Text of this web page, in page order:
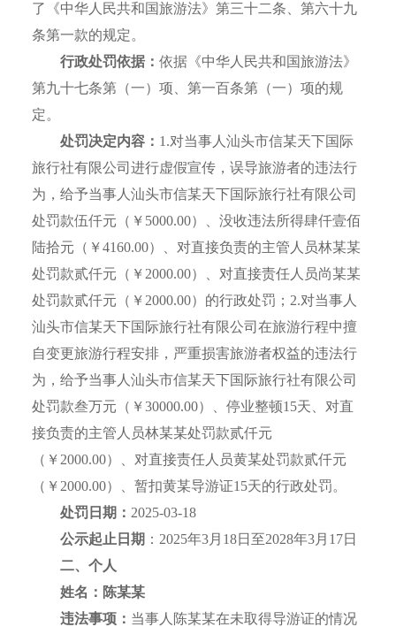
了《中华人民共和国旅游法》第三十二条、第六十九
条第一款的规定。
行政处罚依据： 依据《中华人民共和国旅游法》
第九十七条第（一）项、第一百条第（一）项的规
定。
处罚决定内容： 1.对当事人汕头市信某天下国际
旅行社有限公司进行虚假宣传，误导旅游者的违法行
为，给予当事人汕头市信某天下国际旅行社有限公司
处罚款伍仟元（￥5000.00）、没收违法所得肆仟壹佰
陆拾元（￥4160.00）、对直接负责的主管人员林某某
处罚款贰仟元（￥2000.00）、对直接责任人员尚某某
处罚款贰仟元（￥2000.00）的行政处罚；2.对当事人
汕头市信某天下国际旅行社有限公司在旅游行程中擅
自变更旅游行程安排，严重损害旅游者权益的违法行
为，给予当事人汕头市信某天下国际旅行社有限公司
处罚款叁万元（￥30000.00）、停业整顿15天、对直
接负责的主管人员林某某处罚款贰仟元
（￥2000.00）、对直接责任人员黄某处罚款贰仟元
（￥2000.00）、暂扣黄某导游证15天的行政处罚。
处罚日期： 2025-03-18
公示起止日期 ：2025年3月18日至2028年3月17日
二、个人
姓名： 陈某某
违法事项： 当事人陈某某在未取得导游证的情况